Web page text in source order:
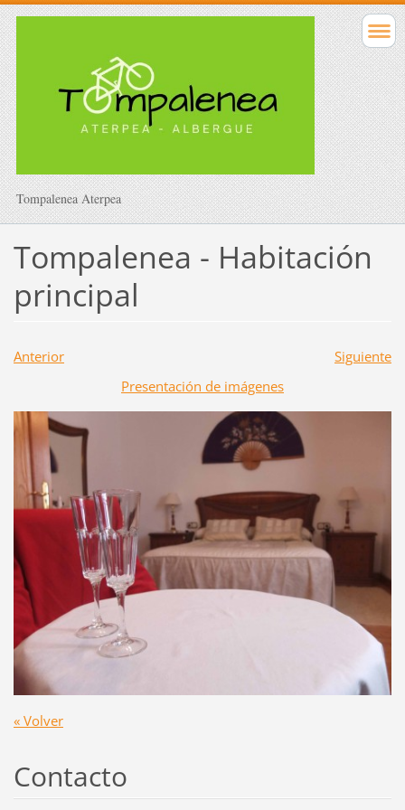
Tompalenea Aterpea
Tompalenea - Habitación
principal
Anterior
Siguiente
Presentación de imágenes
« Volver
Contacto